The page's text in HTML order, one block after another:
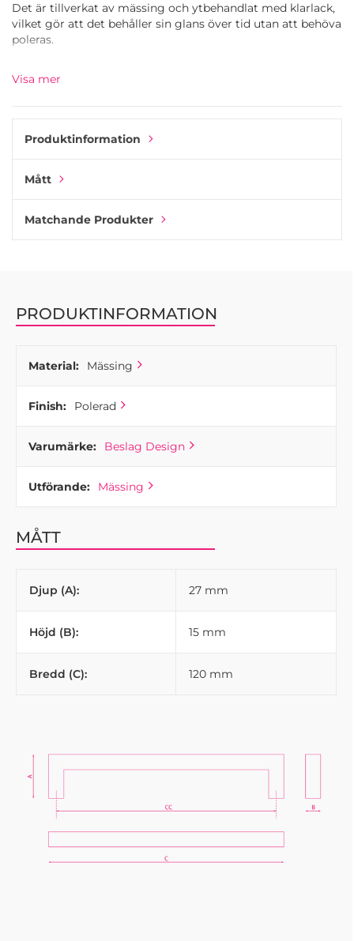
Det är tillverkat av mässing och ytbehandlat med klarlack,
vilket gör att det behåller sin glans över tid utan att behöva
poleras.
Det som utmärker detta handtag är de fyra synliga
monteringsskruvarna på framsidan – alla med matchande
installation.
där du vill tillföra elegans, hållbarhet och en distinkt detalj.
Visa mer
Produktinformation
Mått
Matchande Produkter
PRODUKTINFORMATION
Material: Mässing
Finish: Polerad
Varumärke: Beslag Design
Utförande: Mässing
MÅTT
Djup (A): 27 mm
Höjd (B): 15 mm
Bredd (C): 120 mm